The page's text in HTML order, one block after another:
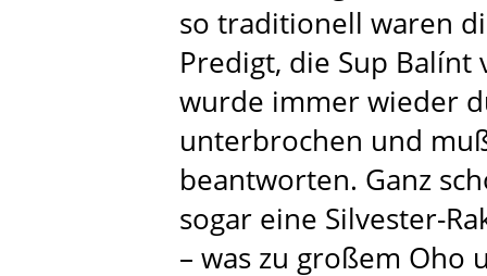
so traditionell waren
Predigt, die Sup Balínt
wurde immer wieder
unterbrochen und
beantworten. Ganz
sogar eine Silvester-
– was zu großem Oho